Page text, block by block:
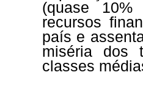
(quase
recursos
país e
miséria dos
classes